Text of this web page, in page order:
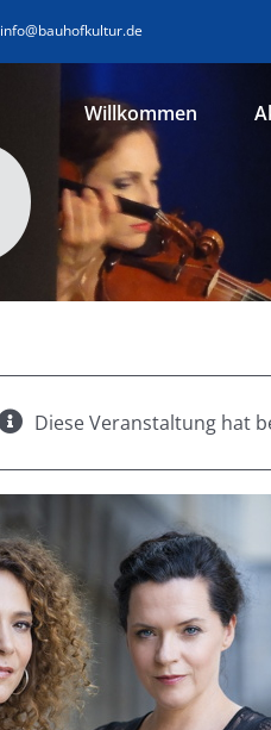
info@bauhofkultur.de
Willkommen
Diese Veranstaltung hat